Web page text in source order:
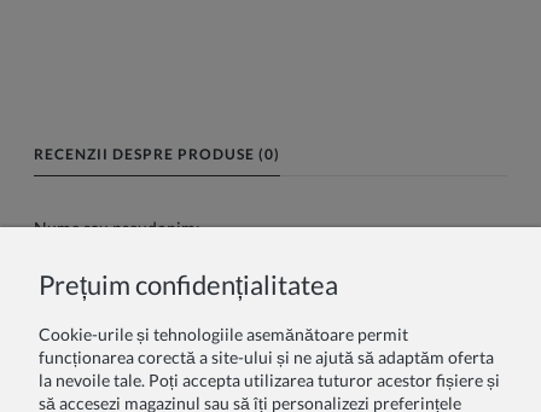
RECENZII DESPRE PRODUSE (0)
Nume sau pseudonim:
Prețuim confidențialitatea
Cookie-urile și tehnologiile asemănătoare permit
funcționarea corectă a site-ului și ne ajută să adaptăm oferta
la nevoile tale. Poți accepta utilizarea tuturor acestor fișiere și
să accesezi magazinul sau să îți personalizezi preferințele